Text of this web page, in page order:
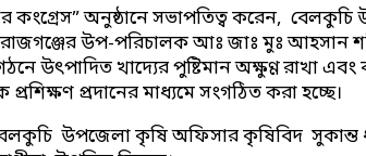
অনুষ্ঠানে সভাপতিত্ব করেন,
উপ-পরিচালক আঃ জাঃ মুঃ আহসান
উৎপাদিত খাদ্যের পুষ্টিমান অক্ষুণ্ণ রাখা
প্রদানের মাধ্যমে সংগঠিত করা হচ্ছে।
উপজেলা কৃষি অফিসার কৃষিবিদ